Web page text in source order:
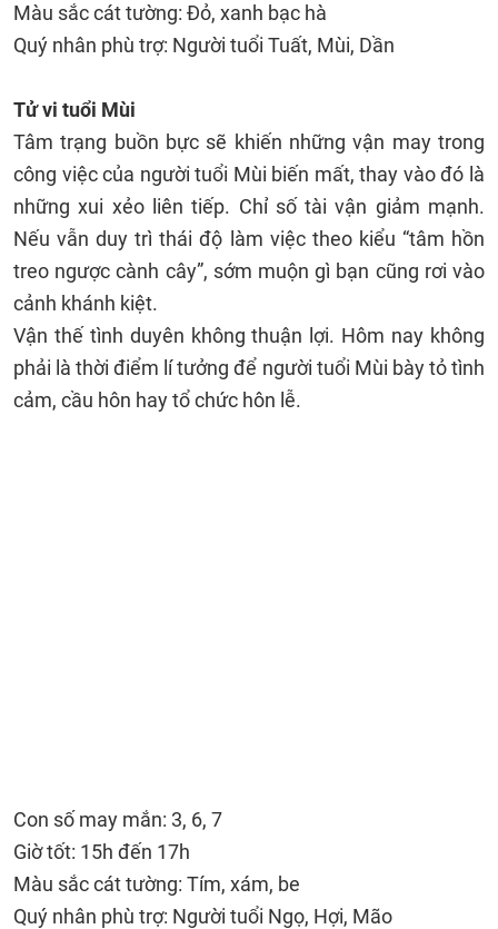
Màu sắc cát tường: Đỏ, xanh bạc hà
Quý nhân phù trợ: Người tuổi Tuất, Mùi, Dần
Tử vi tuổi Mùi
Tâm trạng buồn bực sẽ khiến những vận may trong
công việc của người tuổi Mùi biến mất, thay vào đó là
những xui xẻo liên tiếp. Chỉ số tài vận giảm mạnh.
Nếu vẫn duy trì thái độ làm việc theo kiểu “tâm hồn
treo ngược cành cây”, sớm muộn gì bạn cũng rơi vào
cảnh khánh kiệt.
Vận thế tình duyên không thuận lợi. Hôm nay không
phải là thời điểm lí tưởng để người tuổi Mùi bày tỏ tình
cảm, cầu hôn hay tổ chức hôn lễ.
Con số may mắn: 3, 6, 7
Giờ tốt: 15h đến 17h
Màu sắc cát tường: Tím, xám, be
Quý nhân phù trợ: Người tuổi Ngọ, Hợi, Mão